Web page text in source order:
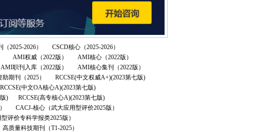
2025-2026）
CSCD核心（2025-2026）
AMI权威（2022版）
AMI核心（2022版）
AMI职刊入库（2022版）
AMI核心集刊（2022版）
期刊（2025）
RCCSE(中文权威A+)(2023第七版)
RCCSE(中文OA核心A)(2023第七版)
)
RCCSE(高专核心A)(2023第七版)
CACJ-核心（武大应用型评价2025版）
评价专科学报类2025版）
高质量科技期刊（T1-2025）